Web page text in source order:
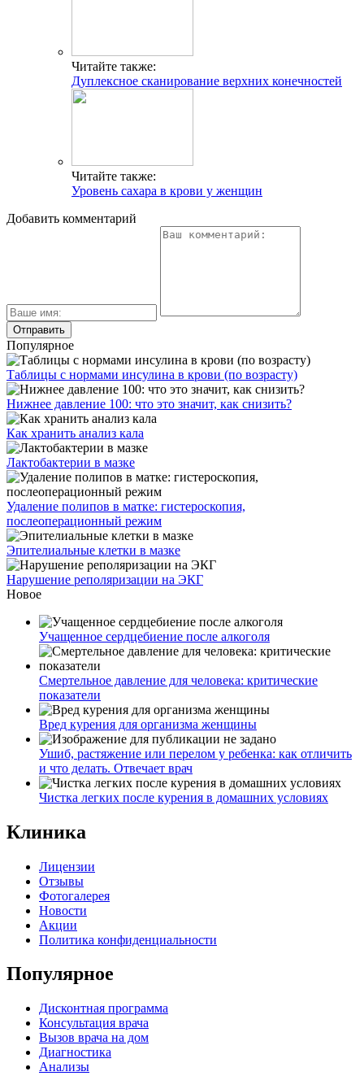
Читайте также:
Дуплексное сканирование верхних конечностей
Читайте также:
Уровень сахара в крови у женщин
Добавить комментарий
Популярное
Таблицы с нормами инсулина в крови (по возрасту)
Нижнее давление 100: что это значит, как снизить?
Как хранить анализ кала
Лактобактерии в мазке
Удаление полипов в матке: гистероскопия,
послеоперационный режим
Эпителиальные клетки в мазке
Нарушение реполяризации на ЭКГ
Новое
Учащенное сердцебиение после алкоголя
Смертельное давление для человека: критические
показатели
Вред курения для организма женщины
Ушиб, растяжение или перелом у ребенка: как отличить
и что делать. Отвечает врач
Чистка легких после курения в домашних условиях
Клиника
Лицензии
Отзывы
Фотогалерея
Новости
Акции
Политика конфиденциальности
Популярное
Дисконтная программа
Консультация врача
Вызов врача на дом
Диагностика
Анализы